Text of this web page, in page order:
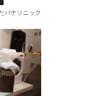
パナソニック